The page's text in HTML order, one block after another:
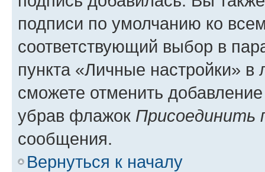
подписи по умолчанию ко
соответствующий выбор в
пункта «Личные настройки»
сможете отменить
убрав флажок Присоединить
сообщения.
Вернуться к началу